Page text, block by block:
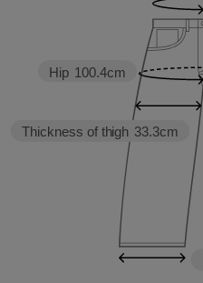
Thickness of thigh 33.3cm
Hip 100.4cm